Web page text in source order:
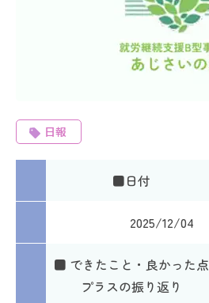
日報
■日付
2025/12/04
■ できたこと・良かった点
プラスの振り返り